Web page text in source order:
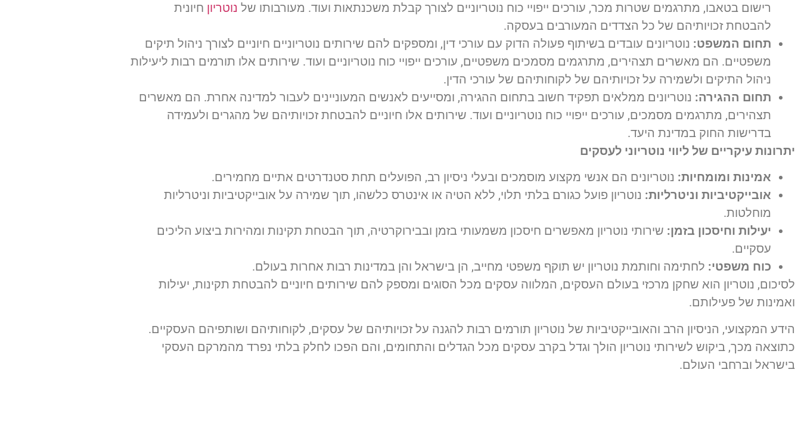
רישום בטאבו, מתרגמים שטרות מכר, עורכים ייפויי כוח נוטריוניים לצורך קבלת משכנתאות ועוד. מעורבותו של נוטריון חיונית
להבטחת זכויותיהם של כל הצדדים המעורבים בעסקה.
תחום המשפט: נוטריונים עובדים בשיתוף פעולה הדוק עם עורכי דין, ומספקים להם שירותים נוטריוניים חיוניים לצורך ניהול תיקים
משפטיים. הם מאשרים תצהירים, מתרגמים מסמכים משפטיים, עורכים ייפויי כוח נוטריוניים ועוד. שירותים אלו תורמים רבות ליעילות
ניהול התיקים ולשמירה על זכויותיהם של לקוחותיהם של עורכי הדין.
תחום ההגירה: נוטריונים ממלאים תפקיד חשוב בתחום ההגירה, ומסייעים לאנשים המעוניינים לעבור למדינה אחרת. הם מאשרים
תצהירים, מתרגמים מסמכים, עורכים ייפויי כוח נוטריוניים ועוד. שירותים אלו חיוניים להבטחת זכויותיהם של מהגרים ולעמידה
בדרישות החוק במדינת היעד.
יתרונות עיקריים של ליווי נוטריוני לעסקים
אמינות ומומחיות: נוטריונים הם אנשי מקצוע מוסמכים ובעלי ניסיון רב, הפועלים תחת סטנדרטים אתיים מחמירים.
אובייקטיביות וניטרליות: נוטריון פועל כגורם בלתי תלוי, ללא הטיה או אינטרס כלשהו, תוך שמירה על אובייקטיביות וניטרליות
מוחלטות.
יעילות וחיסכון בזמן: שירותי נוטריון מאפשרים חיסכון משמעותי בזמן ובבירוקרטיה, תוך הבטחת תקינות ומהירות ביצוע הליכים
עסקיים.
כוח משפטי: לחתימה וחותמת נוטריון יש תוקף משפטי מחייב, הן בישראל והן במדינות רבות אחרות בעולם.
לסיכום, נוטריון הוא שחקן מרכזי בעולם העסקים, המלווה עסקים מכל הסוגים ומספק להם שירותים חיוניים להבטחת תקינות, יעילות
ואמינות של פעילותם.
הידע המקצועי, הניסיון הרב והאובייקטיביות של נוטריון תורמים רבות להגנה על זכויותיהם של עסקים, לקוחותיהם ושותפיהם העסקיים.
כתוצאה מכך, ביקוש לשירותי נוטריון הולך וגדל בקרב עסקים מכל הגדלים והתחומים, והם הפכו לחלק בלתי נפרד מהמרקם העסקי
בישראל וברחבי העולם.